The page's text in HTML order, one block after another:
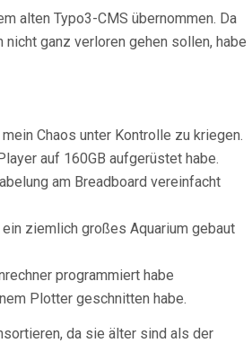
alten Typo3-CMS übernommen. Da
ganz verloren gehen sollen, habe
Chaos unter Kontrolle zu kriegen.
auf 160GB aufgerüstet habe.
am Breadboard vereinfacht
ziemlich großes Aquarium gebaut
programmiert habe
Plotter geschnitten habe.
da sie älter sind als der